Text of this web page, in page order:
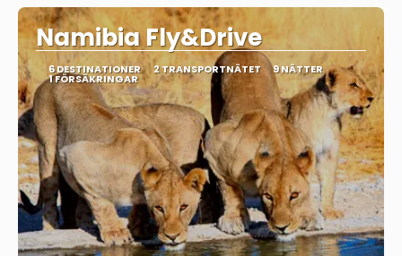
Namibia Fly&Drive
6 DESTINATIONER 2 TRANSPORTNÄTET 9 NÄTTER
1 FÖRSÄKRINGAR